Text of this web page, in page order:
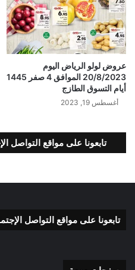
عروض لولو الرياض اليوم
20/8/2023 الموافق 4 صفر 1445
أيام التسوق الطازج
أغسطس 19, 2023
تابعونا على مواقع التواصل
تابعونا على مواقع التواصل